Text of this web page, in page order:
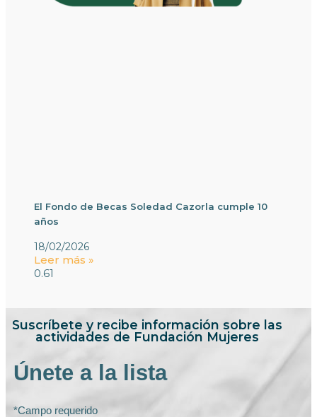
El Fondo de Becas Soledad Cazorla cumple 10
años
18/02/2026
Leer más »
Suscríbete y recibe información sobre las
actividades de Fundación Mujeres
Únete a la lista
*Campo requerido